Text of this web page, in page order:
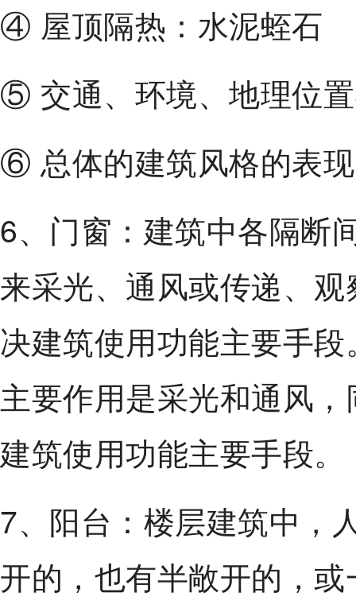
④ 屋顶隔热：水泥蛭石
⑤ 交通、环境、地理位
⑥ 总体的建筑风格的表
6、门窗：建筑中各隔断
来采光、通风或传递、
决建筑使用功能主要手
主要作用是采光和通风
建筑使用功能主要手段。
7、阳台：楼层建筑中，
开的，也有半敞开的，